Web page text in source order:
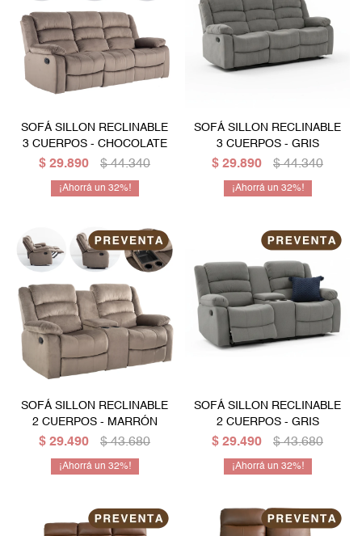
SOFÁ SILLON RECLINABLE
3 CUERPOS - CHOCOLATE
$ 29.890 $ 44.340
32
SOFÁ SILLON RECLINABLE
3 CUERPOS - GRIS
$ 29.890 $ 44.340
32
SOFÁ SILLON RECLINABLE
2 CUERPOS - MARRÓN
$ 29.490 $ 43.680
32
SOFÁ SILLON RECLINABLE
2 CUERPOS - GRIS
$ 29.490 $ 43.680
32